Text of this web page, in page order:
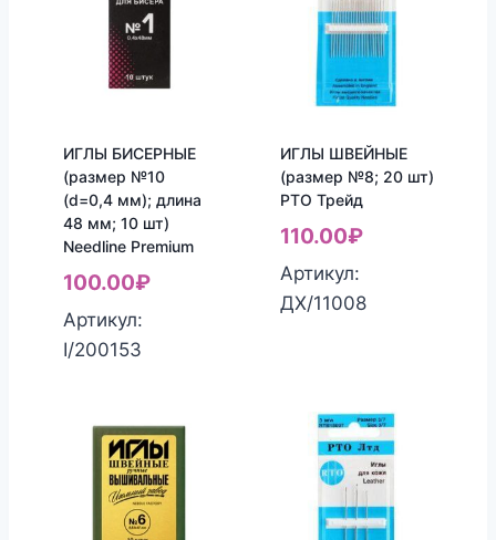
ИГЛЫ БИСЕРНЫЕ
(размер №10
(d=0,4 мм); длина
48 мм; 10 шт)
Needline Premium
100.00₽
Артикул:
I/200153
ИГЛЫ ШВЕЙНЫЕ
(размер №8; 20 шт)
РТО Трейд
110.00₽
Артикул:
ДХ/11008